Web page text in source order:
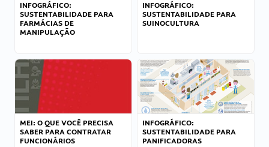
INFOGRÁFICO:
SUSTENTABILIDADE PARA
FARMÁCIAS DE
MANIPULAÇÃO
INFOGRÁFICO:
SUSTENTABILIDADE PARA
SUINOCULTURA
MEI: O QUE VOCÊ PRECISA
SABER PARA CONTRATAR
FUNCIONÁRIOS
INFOGRÁFICO:
SUSTENTABILIDADE PARA
PANIFICADORAS